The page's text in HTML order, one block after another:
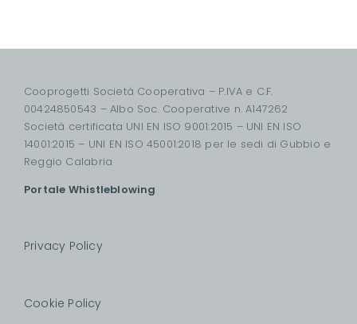
Cooprogetti Società Cooperativa – P.IVA e C.F.
00424850543 – Albo Soc. Cooperative n. A147262
Società certificata UNI EN ISO 9001:2015 – UNI EN ISO
14001:2015 – UNI EN ISO 45001:2018 per le sedi di Gubbio e
Reggio Calabria
Portale Whistleblowing
Privacy Policy
Cookie Policy